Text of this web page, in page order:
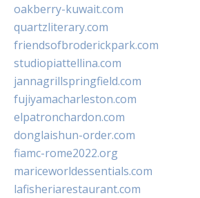
oakberry-kuwait.com
quartzliterary.com
friendsofbroderickpark.com
studiopiattellina.com
jannagrillspringfield.com
fujiyamacharleston.com
elpatronchardon.com
donglaishun-order.com
fiamc-rome2022.org
mariceworldessentials.com
lafisheriarestaurant.com